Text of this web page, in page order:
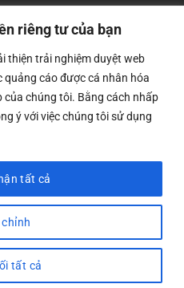
riêng tư của bạn
thiện trải nghiệm duyệt web
quảng cáo được cá nhân hóa
chúng tôi. Bằng cách nhấp
ý với việc chúng tôi sử dụng
chỉnh
tất cả
tất cả
- Số ĐKKD: 0108783483
Hoạch và Đầu Tư Tp. Hà
All Rights Reserved